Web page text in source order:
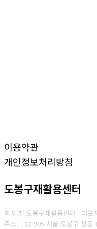
이용약관
개인정보처리방침
도봉구재활용센터
회사명: 도봉구재활용센터 대표
주소: 132-905 서울 도봉구 창동